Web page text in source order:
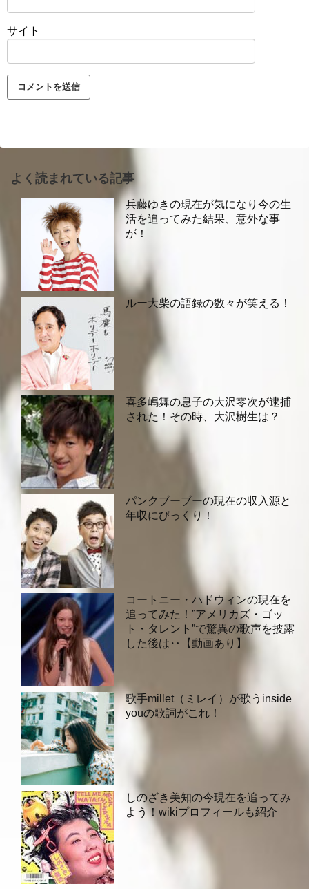
サイト
よく読まれている記事
兵藤ゆきの現在が気になり今の生
活を追ってみた結果、意外な事
が！
ルー大柴の語録の数々が笑える！
喜多嶋舞の息子の大沢零次が逮捕
された！その時、大沢樹生は？
パンクブーブーの現在の収入源と
年収にびっくり！
コートニー・ハドウィンの現在を
追ってみた！”アメリカズ・ゴッ
ト・タレント”で驚異の歌声を披露
した後は‥【動画あり】
歌手millet（ミレイ）が歌うinside
youの歌詞がこれ！
しのざき美知の今現在を追ってみ
よう！wikiプロフィールも紹介